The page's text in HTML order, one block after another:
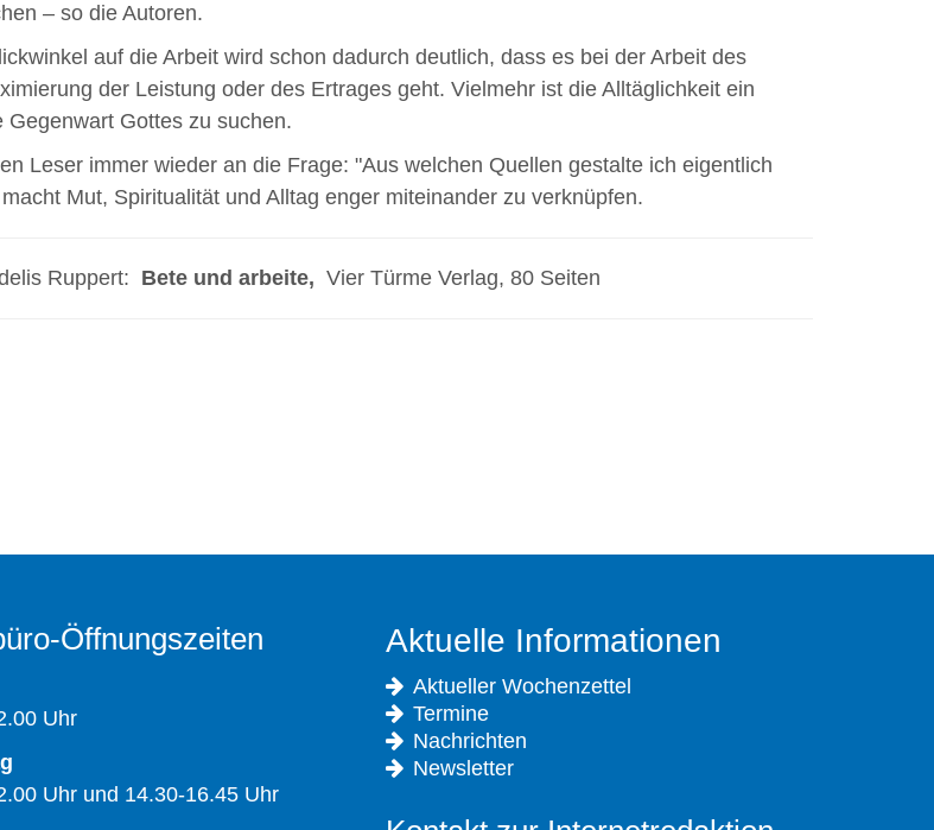
– so die Autoren.
auf die Arbeit wird schon dadurch deutlich, dass es bei der Arbeit des
der Leistung oder des Ertrages geht. Vielmehr ist die Alltäglichkeit ein
Gegenwart Gottes zu suchen.
Leser immer wieder an die Frage: "Aus welchen Quellen gestalte ich eigentlich
Mut, Spiritualität und Alltag enger miteinander zu verknüpfen.
Ruppert: Bete und arbeite, Vier Türme Verlag, 80 Seiten
Öffnungszeiten
Uhr
Uhr und 14.30-16.45 Uhr
Aktuelle Informationen
Aktueller Wochenzettel
Termine
Nachrichten
Newsletter